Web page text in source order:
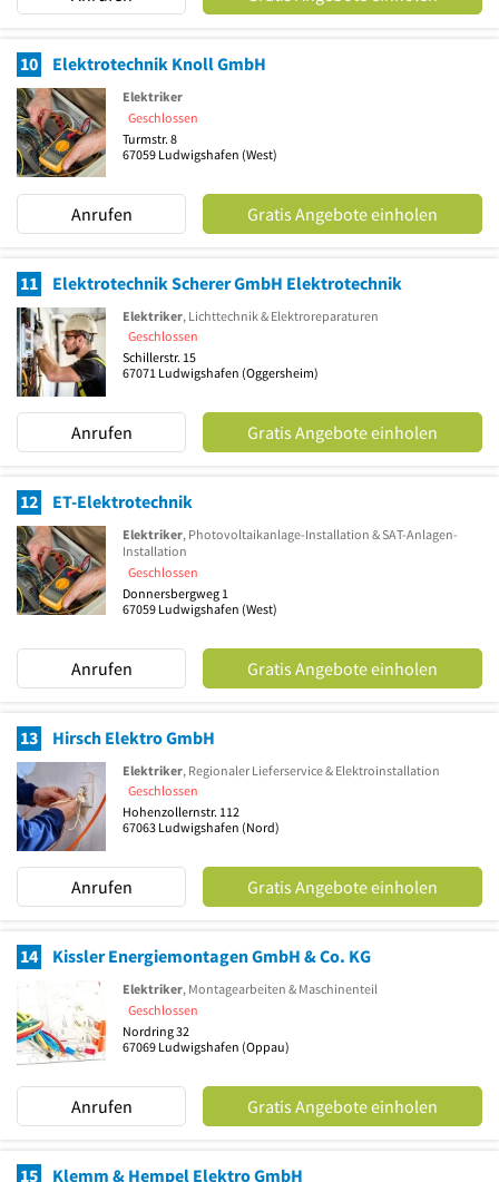
10 Elektrotechnik Knoll GmbH
Elektriker
Geschlossen
Turmstr. 8
67059 Ludwigshafen (West)
Anrufen Gratis Angebote einholen
11 Elektrotechnik Scherer GmbH Elektrotechnik
Elektriker, Lichttechnik & Elektroreparaturen
Geschlossen
Schillerstr. 15
67071 Ludwigshafen (Oggersheim)
Anrufen Gratis Angebote einholen
12 ET-Elektrotechnik
Elektriker, Photovoltaikanlage-Installation & SAT-Anlagen-
Installation
Geschlossen
Donnersbergweg 1
67059 Ludwigshafen (West)
Anrufen Gratis Angebote einholen
13 Hirsch Elektro GmbH
Elektriker, Regionaler Lieferservice & Elektroinstallation
Geschlossen
Hohenzollernstr. 112
67063 Ludwigshafen (Nord)
Anrufen Gratis Angebote einholen
14 Kissler Energiemontagen GmbH & Co. KG
Elektriker, Montagearbeiten & Maschinenteil
Geschlossen
Nordring 32
67069 Ludwigshafen (Oppau)
Anrufen Gratis Angebote einholen
15 Klemm & Hempel Elektro GmbH